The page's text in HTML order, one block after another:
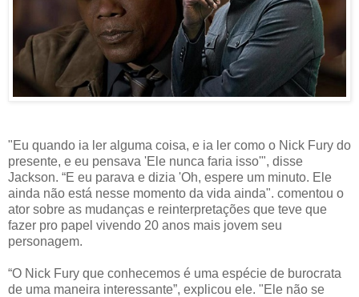
"Eu quando ia ler alguma coisa, e ia ler como o Nick Fury do
presente, e eu pensava 'Ele nunca faria isso'", disse
Jackson. “E eu parava e dizia 'Oh, espere um minuto. Ele
ainda não está nesse momento da vida ainda". comentou o
ator sobre as mudanças e reinterpretações que teve que
fazer pro papel vivendo 20 anos mais jovem seu
personagem.
“O Nick Fury que conhecemos é uma espécie de burocrata
de uma maneira interessante”, explicou ele. "Ele não se